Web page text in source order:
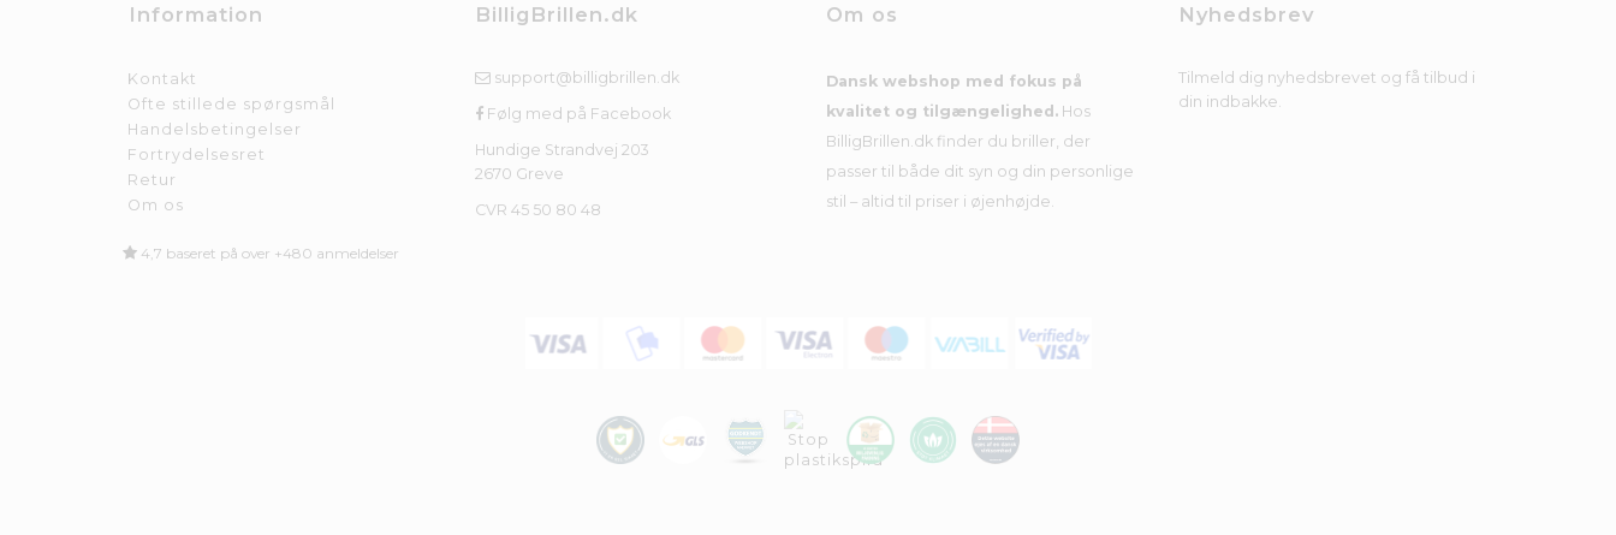
Information
Kontakt
Ofte stillede spørgsmål
Handelsbetingelser
Fortrydelsesret
Retur
Om os
4,7 baseret på over +480 anmeldelser
BilligBrillen.dk
support@billigbrillen.dk
Følg med på Facebook
Hundige Strandvej 203
2670 Greve
CVR 45 50 80 48
Om os
Dansk webshop med fokus på
kvalitet og tilgængelighed. Hos
BilligBrillen.dk finder du briller, der
passer til både dit syn og din personlige
stil – altid til priser i øjenhøjde.
Nyhedsbrev
Tilmeld dig nyhedsbrevet og få tilbud i
din indbakke.